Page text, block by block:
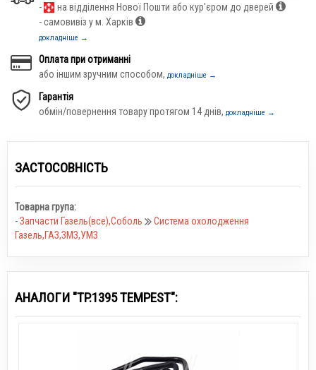
-
на відділення Нової Пошти або кур'єром до дверей
- самовивіз у м. Харків
докладніше →
Оплата при отриманні
або іншим зручним способом, докладніше →
Гарантія
обмін/повернення товару протягом 14 днів, докладніше →
ЗАСТОСОВНІСТЬ
Товарна група:
-Запчасти Газель(все),Соболь
Система охолодження
Газель,ГАЗ,ЗМЗ,УМЗ
АНАЛОГИ "TP.1395 TEMPEST":